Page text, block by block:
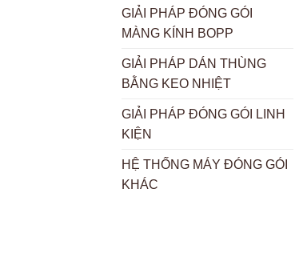
GIẢI PHÁP ĐÓNG GÓI
MÀNG KÍNH BOPP
GIẢI PHÁP DÁN THÙNG
BẰNG KEO NHIỆT
GIẢI PHÁP ĐÓNG GÓI LINH
KIỆN
HỆ THỐNG MÁY ĐÓNG GÓI
KHÁC